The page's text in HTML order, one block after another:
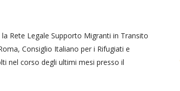
Rete Legale Supporto Migranti in Transito
Consiglio Italiano per i Rifugiati e
nel corso degli ultimi mesi presso il